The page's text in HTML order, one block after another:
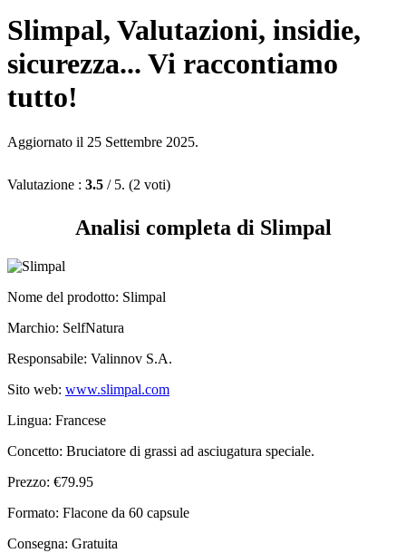
Slimpal, Valutazioni, insidie,
sicurezza... Vi raccontiamo
tutto!
Aggiornato il 25 Settembre 2025.
Valutazione : 3.5 / 5. (2 voti)
Analisi completa di Slimpal
Nome del prodotto: Slimpal
Marchio: SelfNatura
Responsabile: Valinnov S.A.
Sito web: www.slimpal.com
Lingua: Francese
Concetto: Bruciatore di grassi ad asciugatura speciale.
Prezzo: €79.95
Formato: Flacone da 60 capsule
Consegna: Gratuita